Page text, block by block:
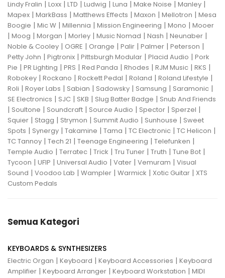
Lindy Fralin | Loxx | LTD | Ludwig | Luna | Make Noise | Manley |
Mapex | MarkBass | Matthews Effects | Maxon | Mellotron | Mesa
Boogie | Mic W | Millennia | Mission Engineering | Mono | Mooer
| Moog | Morgan | Morley | Music Nomad | Nash | Neunaber |
Noble & Cooley | OGRE | Orange | Palir | Palmer | Peterson |
Petty John | Pigtronix | Pittsburgh Modular | Placid Audio | Pork
Pie | PR Lighting | PRS | Red Panda | Rhodes | RJM Music | RKS |
Robokey | Rockano | Rockett Pedal | Roland | Roland Lifestyle |
Roli | Royer Labs | Sabian | Sadowsky | Samsung | Saramonic |
SE Electronics | SJC | SKB | Slug Batter Badge | Snub And Friends
| Soultone | Soundcraft | Source Audio | Spector | Sperzel |
Squier | Stagg | Strymon | Summit Audio | Sunhouse | Sweet
Spots | Synergy | Takamine | Tama | TC Electronic | TC Helicon |
TC Tannoy | Tech 21 | Teenage Engineering | Telefunken |
Temple Audio | Terratec | Trick | Tru Tuner | Truth | Tune Bot |
Tycoon | UFIP | Universal Audio | Vater | Vemuram | Visual
Sound | Voodoo Lab | Wampler | Warmick | Xotic Guitar | XTS
Custom Pedals
Semua Kategori
KEYBOARDS & SYNTHESIZERS
Electric Organ | Keyboard | Keyboard Accessories | Keyboard
Amplifier | Keyboard Arranger | Keyboard Workstation | MIDI